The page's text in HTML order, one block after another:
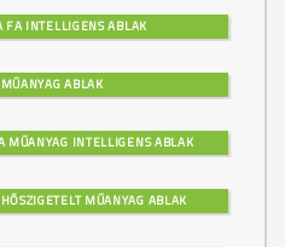
INTELLIGENS ABLAK
ABLAK
INTELLIGENS ABLAK
MŰANYAG ABLAK